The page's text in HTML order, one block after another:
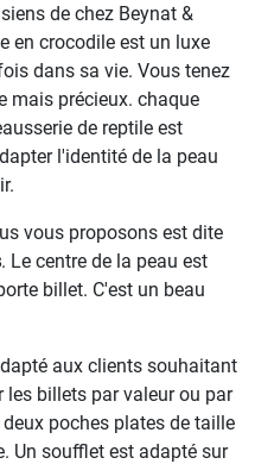
de chez Beynat &
en crocodile est un luxe
dans sa vie. Vous tenez
mais précieux. chaque
de reptile est
l'identité de la peau
vous proposons est dite
. Le centre de la peau est
billet. C'est un beau
aux clients souhaitant
billets par valeur ou par
poches plates de taille
Un soufflet est adapté sur